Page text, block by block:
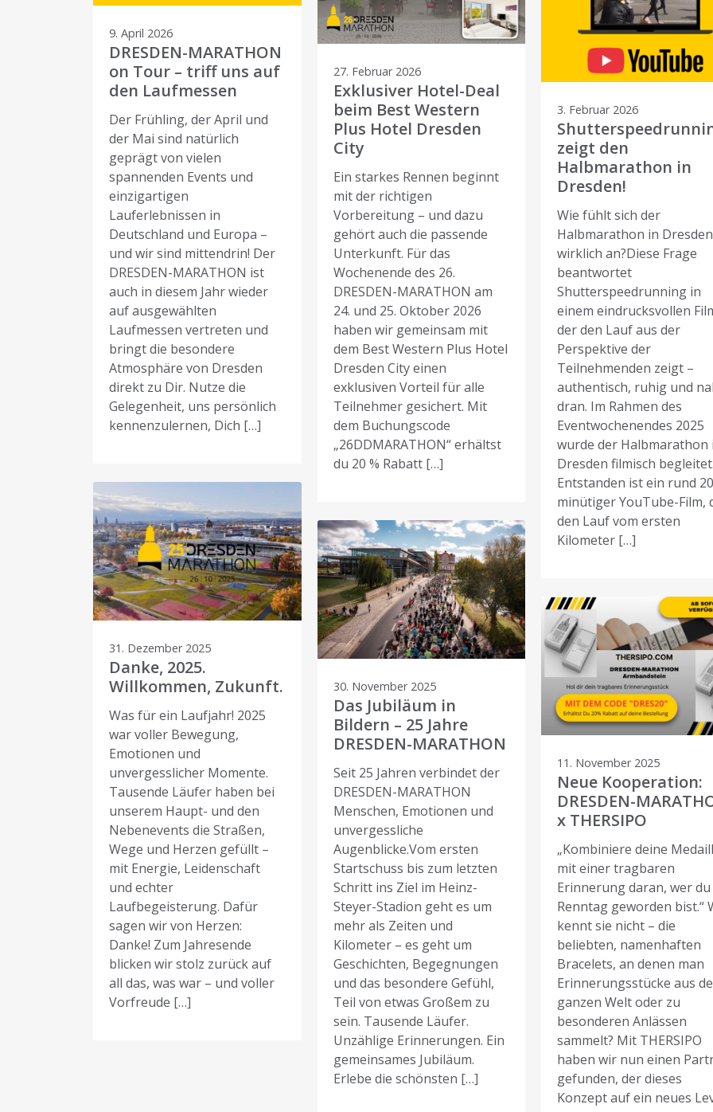
9. April 2026
DRESDEN-MARATHON
on Tour – triff uns auf
den Laufmessen
Der Frühling, der April und
der Mai sind natürlich
geprägt von vielen
spannenden Events und
einzigartigen
Lauferlebnissen in
Deutschland und Europa –
und wir sind mittendrin! Der
DRESDEN-MARATHON ist
auch in diesem Jahr wieder
auf ausgewählten
Laufmessen vertreten und
bringt die besondere
Atmosphäre von Dresden
direkt zu Dir. Nutze die
Gelegenheit, uns persönlich
kennenzulernen, Dich […]
31. Dezember 2025
Danke, 2025.
Willkommen, Zukunft.
Was für ein Laufjahr! 2025
war voller Bewegung,
Emotionen und
unvergesslicher Momente.
Tausende Läufer haben bei
unserem Haupt- und den
Nebenevents die Straßen,
Wege und Herzen gefüllt –
mit Energie, Leidenschaft
und echter
Laufbegeisterung. Dafür
sagen wir von Herzen:
Danke! Zum Jahresende
blicken wir stolz zurück auf
all das, was war – und voller
Vorfreude […]
27. Februar 2026
Exklusiver Hotel-Deal
beim Best Western
Plus Hotel Dresden
City
Ein starkes Rennen beginnt
mit der richtigen
Vorbereitung – und dazu
gehört auch die passende
Unterkunft. Für das
Wochenende des 26.
DRESDEN-MARATHON am
24. und 25. Oktober 2026
haben wir gemeinsam mit
dem Best Western Plus Hotel
Dresden City einen
exklusiven Vorteil für alle
Teilnehmer gesichert. Mit
dem Buchungscode
„26DDMARATHON“ erhältst
du 20 % Rabatt […]
30. November 2025
Das Jubiläum in
Bildern – 25 Jahre
DRESDEN-MARATHON
Seit 25 Jahren verbindet der
DRESDEN-MARATHON
Menschen, Emotionen und
unvergessliche
Augenblicke.Vom ersten
Startschuss bis zum letzten
Schritt ins Ziel im Heinz-
Steyer-Stadion geht es um
mehr als Zeiten und
Kilometer – es geht um
Geschichten, Begegnungen
und das besondere Gefühl,
Teil von etwas Großem zu
sein. Tausende Läufer.
Unzählige Erinnerungen. Ein
gemeinsames Jubiläum.
Erlebe die schönsten […]
3. Februar 2026
zeigt den
Halbmarathon in
Dresden!
Wie fühlt sich der
Halbmarathon in Dresden
wirklich an?Diese Frage
beantwortet
Shutterspeedrunning in
einem eindrucksvollen
der den Lauf aus der
Perspektive der
Teilnehmenden zeigt –
authentisch, ruhig und
dran. Im Rahmen des
Eventwochenendes 2025
wurde der Halbmarathon
Dresden filmisch begleitet.
Entstanden ist ein rund
minütiger YouTube-Film,
den Lauf vom ersten
Kilometer […]
11. November 2025
Neue Kooperation:
DRESDEN-
x THERSIPO
„Kombiniere deine
mit einer tragbaren
Erinnerung daran, wer du
Renntag geworden bist.“
kennt sie nicht – die
beliebten, namenhaften
Bracelets, an denen man
Erinnerungsstücke aus
ganzen Welt oder zu
besonderen Anlässen
sammelt? Mit THERSIPO
haben wir nun einen
gefunden, der dieses
Konzept auf ein neues